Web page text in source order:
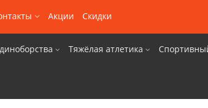
Акции Скидки
Тяжёлая атлетика